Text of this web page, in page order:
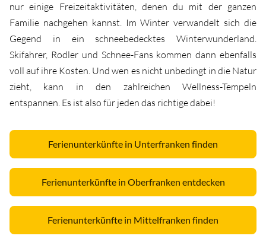
Ferienunterkünfte in Unterfranken finden
Ferienunterkünfte in Oberfranken entdecken
nur einige Freizeitaktivitäten, denen du mit der ganzen
Familie nachgehen kannst. Im Winter verwandelt sich die
Gegend in ein schneebedecktes Winterwunderland.
Skifahrer, Rodler und Schnee-Fans kommen dann ebenfalls
voll auf ihre Kosten. Und wen es nicht unbedingt in die Natur
zieht, kann in den zahlreichen Wellness-Tempeln
entspannen. Es ist also für jeden das richtige dabei!
Ferienunterkünfte in Mittelfranken finden